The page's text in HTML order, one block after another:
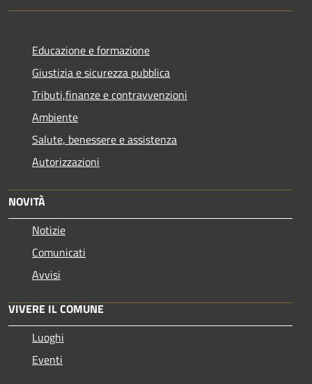
Educazione e formazione
Giustizia e sicurezza pubblica
Tributi,finanze e contravvenzioni
Ambiente
Salute, benessere e assistenza
Autorizzazioni
NOVITÀ
Notizie
Comunicati
Avvisi
VIVERE IL COMUNE
Luoghi
Eventi